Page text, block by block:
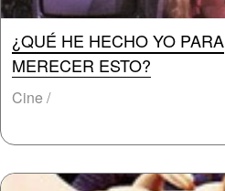
¿QUÉ HE HECHO YO PARA
MERECER ESTO?
Cine /